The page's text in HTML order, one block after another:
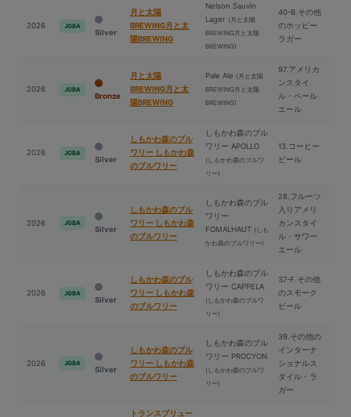
2026 JGBA
Silver
⽉と太陽
BREWING⽉と太
陽BREWING
Nelson Sauvin
Lager (⽉と太陽
BREWING⽉と太陽
BREWING)
40-B.その他
のホッピー
ラガー
2026 JGBA
Bronze
⽉と太陽
BREWING⽉と太
陽BREWING
Pale Ale (⽉と太陽
BREWING⽉と太陽
BREWING)
97.アメリカ
ンスタイ
ル・ペール
エール
2026 JGBA
Silver
しもかわ森のブル
ワリー しもかわ森
のブルワリー
しもかわ森のブル
ワリー APOLLO
(しもかわ森のブルワ
リー)
13.コーヒー
ビール
2026 JGBA
Silver
しもかわ森のブル
ワリー しもかわ森
のブルワリー
しもかわ森のブル
ワリー
FOMALHAUT (しも
かわ森のブルワリー)
28.フルーツ
入りアメリ
カンスタイ
ル・サワー
エール
2026 JGBA
Silver
しもかわ森のブル
ワリー しもかわ森
のブルワリー
しもかわ森のブル
ワリー CAPPELA
(しもかわ森のブルワ
リー)
37-F.その他
のスモーク
ビール
2026 JGBA
Silver
しもかわ森のブル
ワリー しもかわ森
のブルワリー
しもかわ森のブル
ワリー PROCYON
(しもかわ森のブルワ
リー)
39.その他の
インターナ
ショナルス
タイル・ラ
ガー
トランスブリュー